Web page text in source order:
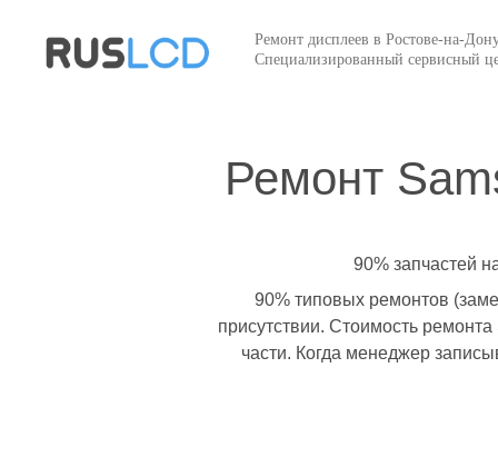
Ремонт дисплеев в Ростове-на-
Специализированный сервисный
Ремонт
90% запчастей
90% типовых ремонтов
присутствии. Стоимость
части. Когда менеджер